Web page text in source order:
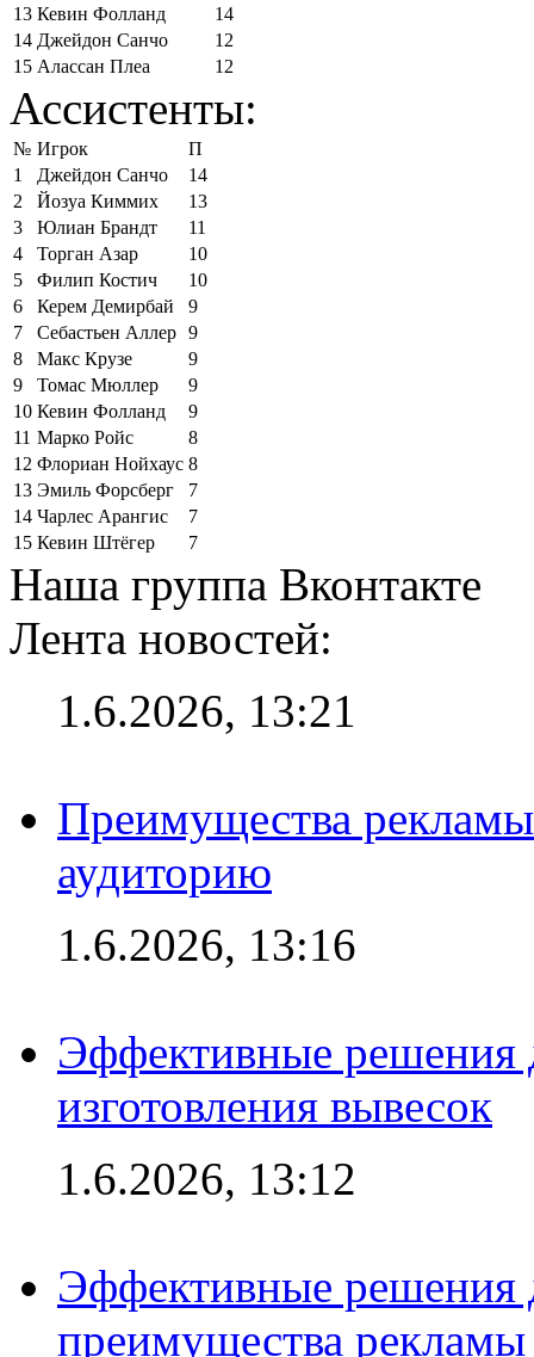
13 Кевин Фолланд
14
14 Джейдон Санчо
12
15 Алассан Плеа 12
Ассистенты:
№ Игрок
П
1
Джейдон Санчо
14
2
Йозуа Киммих
13
3
Юлиан Брандт
11
4
Торган Азар
10
5
Филип Костич
10
6
Керем Демирбай
9
7
Себастьен Аллер 9
8
Макс Крузе
9
9
Томас Мюллер
9
10 Кевин Фолланд
9
11 Марко Ройс
8
12 Флориан Нойхаус 8
13 Эмиль Форсберг
7
14 Чарлес Арангис
7
15 Кевин Штёгер 7
Наша группа Вконтакте
Лента новостей:
1.6.2026, 13:21
Преимущества
аудиторию
1.6.2026, 13:16
Эффективные решения
изготовления вывесок
1.6.2026, 13:12
Эффективные решения
преимущества рекламы